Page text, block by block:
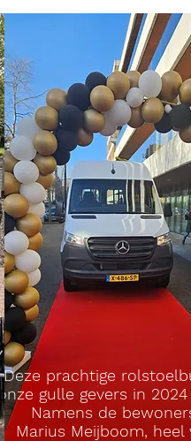
Deze prachtige
onze gulle gevers in 2024
Namens de
Marius Meijboom, heel